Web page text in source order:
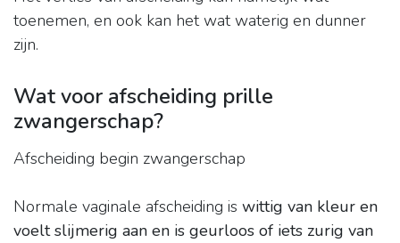
toenemen, en ook kan het wat waterig en dunner
zijn.
Wat voor afscheiding prille
zwangerschap?
Afscheiding begin zwangerschap
Normale vaginale afscheiding is wittig van kleur en
voelt slijmerig aan en is geurloos of iets zurig van